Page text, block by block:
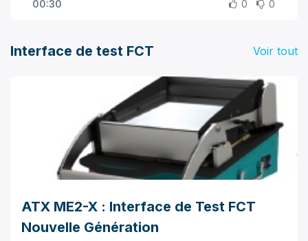
00:30 0 0
Interface de test FCT Voir tout
ATX ME2-X : Interface de Test FCT
Nouvelle Génération